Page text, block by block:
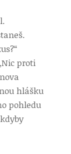
proti
hlášku
pohledu